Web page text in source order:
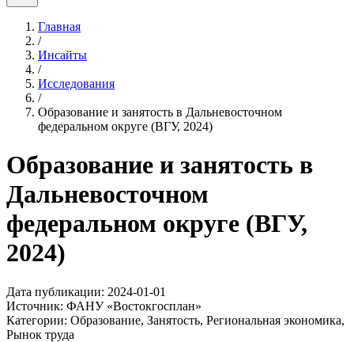
Главная
/
Инсайты
/
Исследования
/
Образование и занятость в Дальневосточном
федеральном округе (ВГУ, 2024)
Образование и занятость в
Дальневосточном
федеральном округе (ВГУ,
2024)
Дата публикации: 2024-01-01
Источник: ФАНУ «Востокгосплан»
Категории: Образование, Занятость, Региональная экономика,
Рынок труда